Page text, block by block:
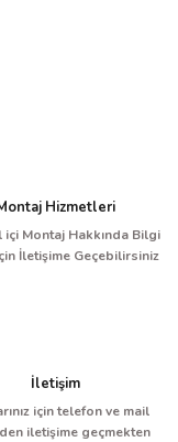
Hizmetleri
içi Montaj Hakkında Bilgi
İletişime Geçebilirsiniz
İletişim
için telefon ve mail
iletişime geçmekten